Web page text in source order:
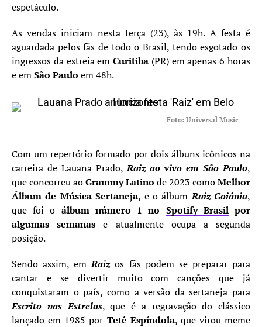
espetáculo.
As vendas iniciam nesta terça (23), às 19h. A festa é
aguardada pelos fãs de todo o Brasil, tendo esgotado os
ingressos da estreia emCuritiba (PR) em apenas 6 horas
e emSão Paulo em 48h.
Foto: Universal Music
Com um repertório formado por dois álbuns icônicos na
carreira de Lauana Prado,Raiz ao vivo em São Paulo,
que concorreu aoGrammy Latino de 2023 comoMelhor
Álbum de Música Sertaneja, e o álbumRaiz Goiânia,
que foi o álbum número 1 no Spotify Brasilpor
algumas semanas e atualmente ocupa a segunda
posição.
Sendo assim, emRaizos fãs podem se preparar para
cantar e se divertir muito com canções que já
conquistaram o país, como a versão da sertaneja para
Escrito nas Estrelas, que é a regravação do clássico
lançado em 1985 por Tetê Espíndola, que virou meme